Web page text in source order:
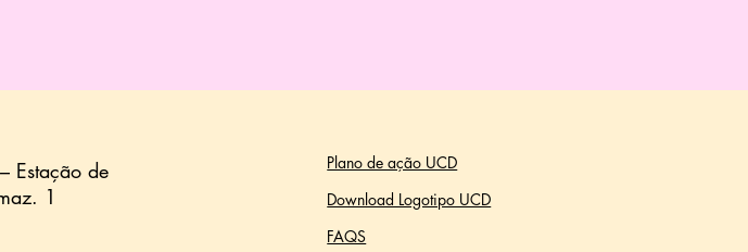
Estação de
1
Plano de ação UCD
Download Logotipo UCD
FAQS